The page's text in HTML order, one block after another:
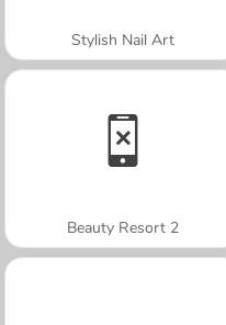
Stylish Nail Art
Beauty Resort 2